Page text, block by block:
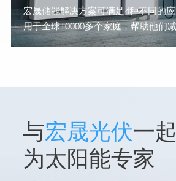
宏晟储能解决方案可满足4种不同的
用于全球10000多个家庭，帮助他们
让用电更经济、更自由。 住宅存储
与宏晟光伏一
为太阳能专家